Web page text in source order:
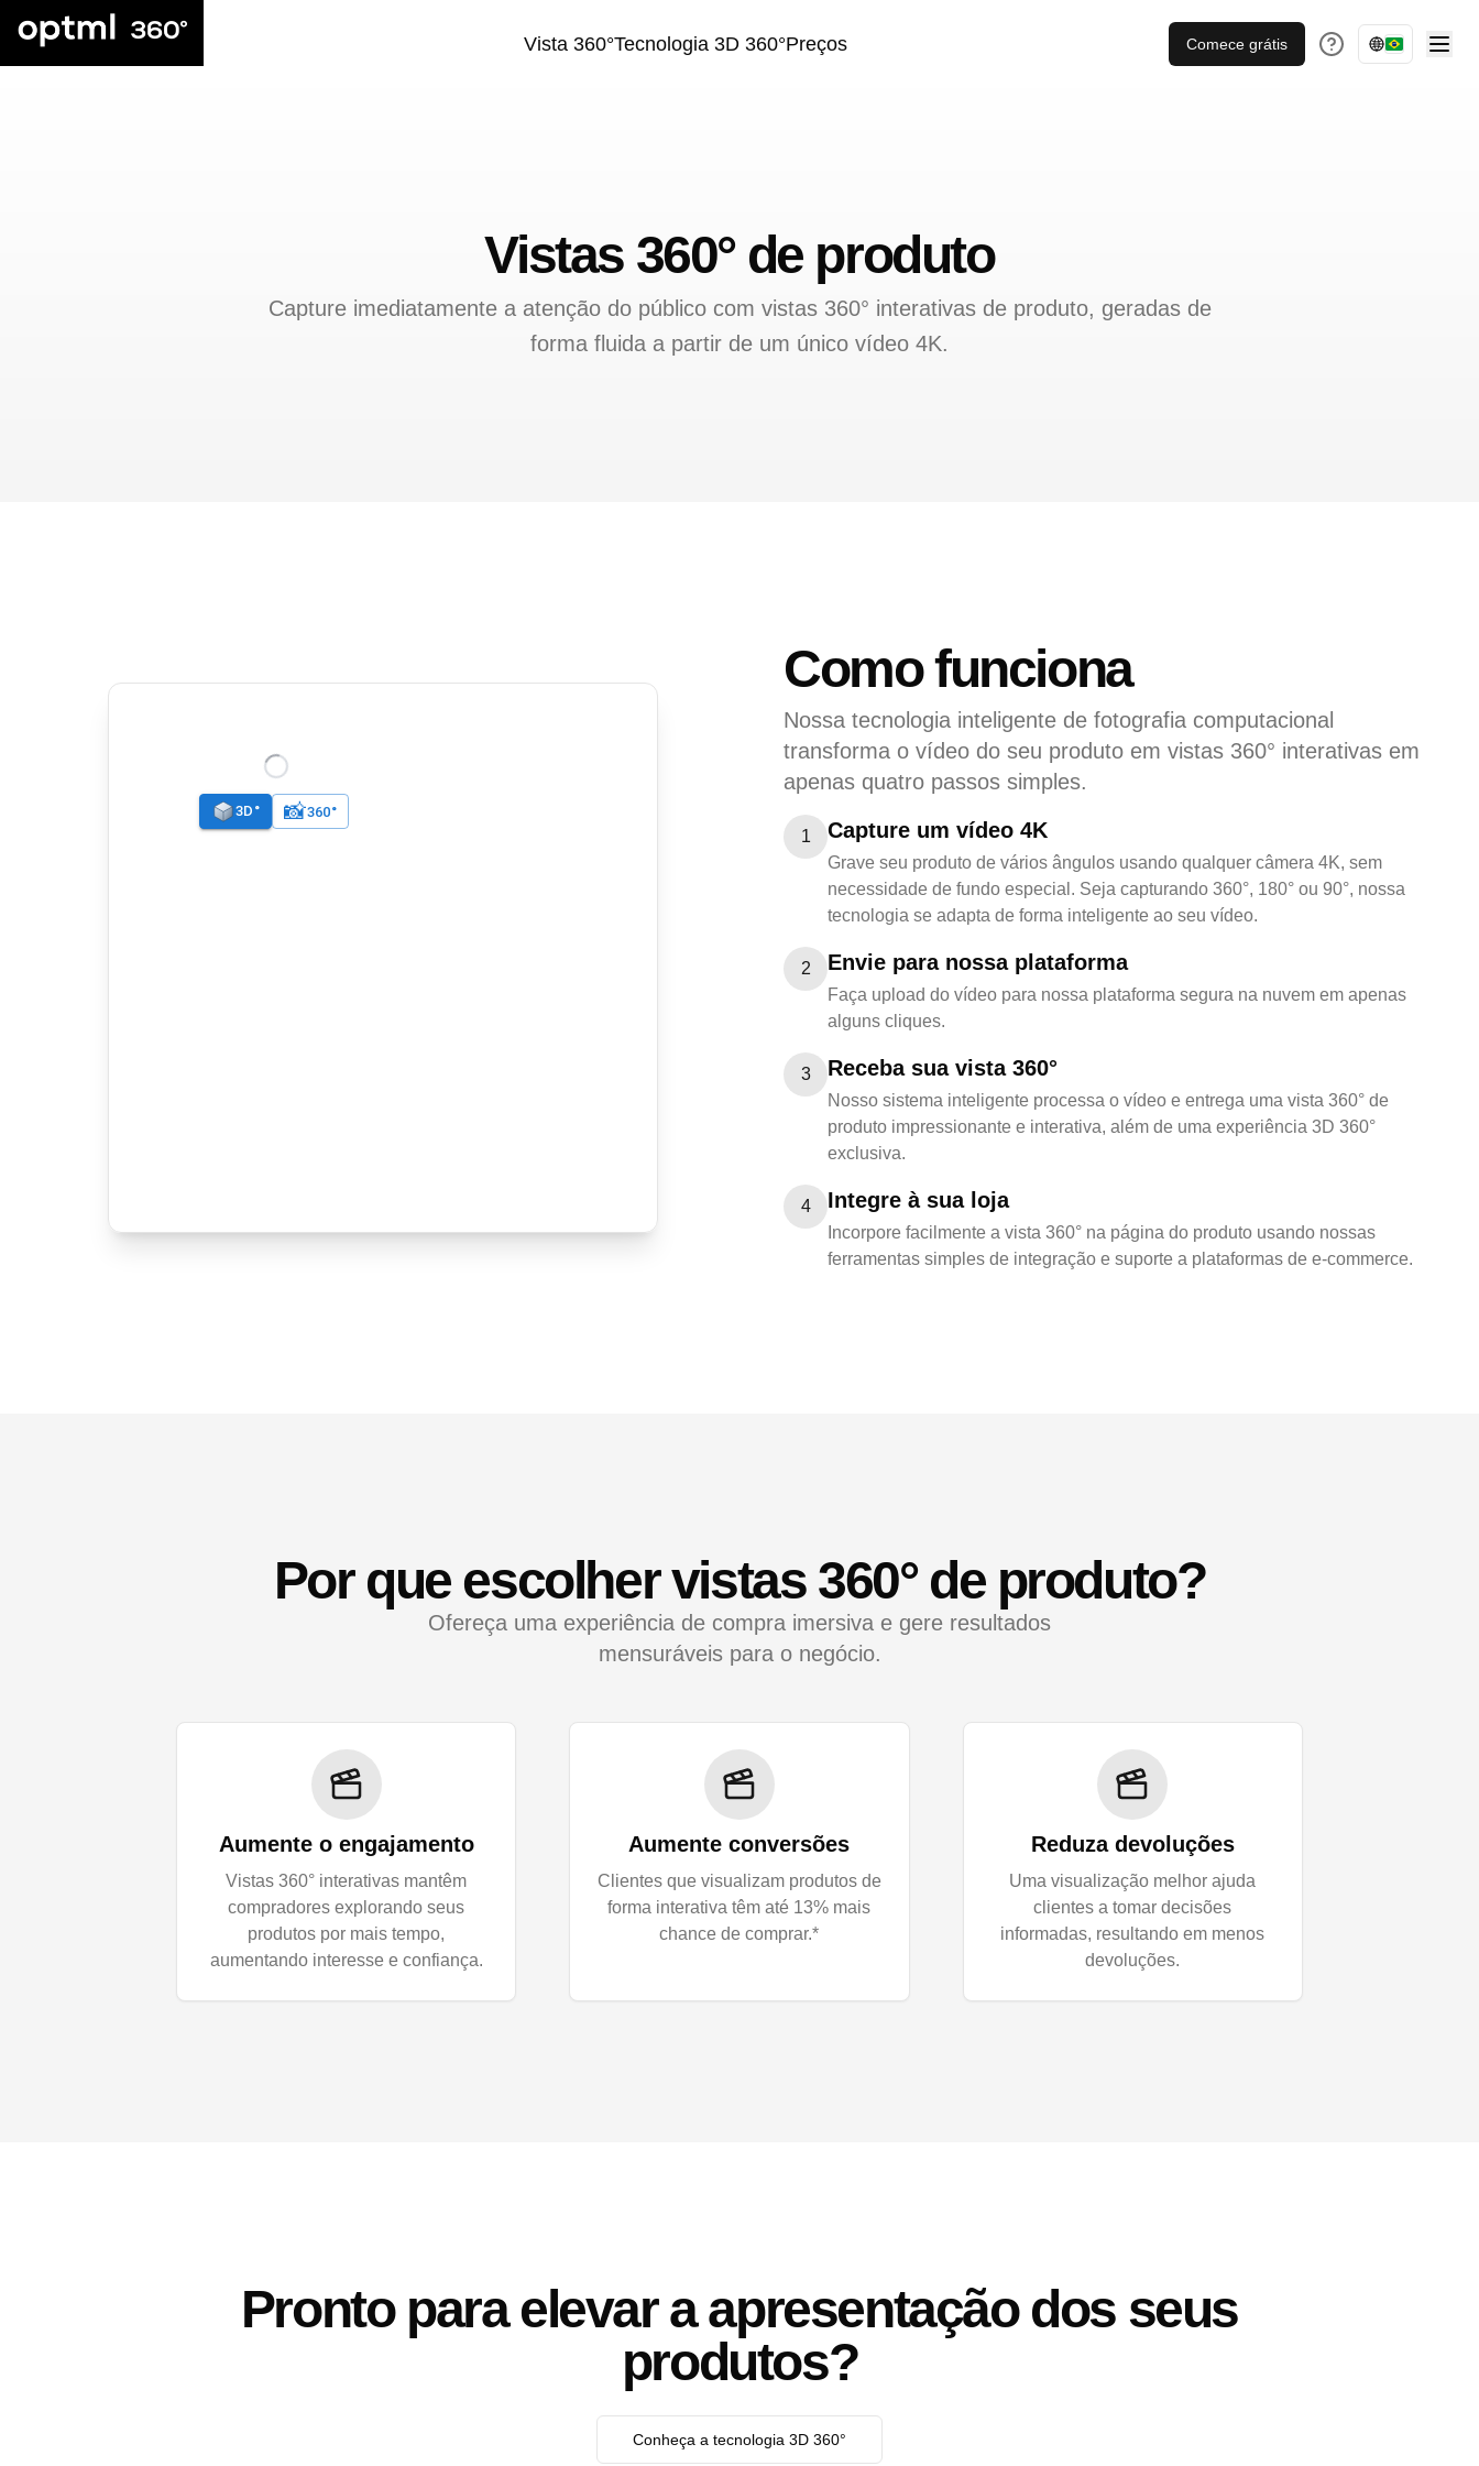
Vista 360°Tecnologia 3D 360°Preços Comece grátis
Vistas 360° de produto
Capture imediatamente a atenção do público com vistas 360° interativas de produto, geradas de
forma fluida a partir de um único vídeo 4K.
Como funciona
Nossa tecnologia inteligente de fotografia computacional
transforma o vídeo do seu produto em vistas 360° interativas em
apenas quatro passos simples.
1 Capture um vídeo 4K
Grave seu produto de vários ângulos usando qualquer câmera 4K, sem
necessidade de fundo especial. Seja capturando 360°, 180° ou 90°, nossa
tecnologia se adapta de forma inteligente ao seu vídeo.
2 Envie para nossa plataforma
Faça upload do vídeo para nossa plataforma segura na nuvem em apenas
alguns cliques.
3 Receba sua vista 360°
Nosso sistema inteligente processa o vídeo e entrega uma vista 360° de
produto impressionante e interativa, além de uma experiência 3D 360°
exclusiva.
4 Integre à sua loja
Incorpore facilmente a vista 360° na página do produto usando nossas
ferramentas simples de integração e suporte a plataformas de e-commerce.
Por que escolher vistas 360° de produto?
Ofereça uma experiência de compra imersiva e gere resultados
mensuráveis para o negócio.
Aumente o engajamento
Vistas 360° interativas mantêm
compradores explorando seus
produtos por mais tempo,
aumentando interesse e confiança.
Aumente conversões
Clientes que visualizam produtos de
forma interativa têm até 13% mais
chance de comprar.*
Reduza devoluções
Uma visualização melhor ajuda
clientes a tomar decisões
informadas, resultando em menos
devoluções.
Pronto para elevar a apresentação dos seus
produtos?
Conheça a tecnologia 3D 360°